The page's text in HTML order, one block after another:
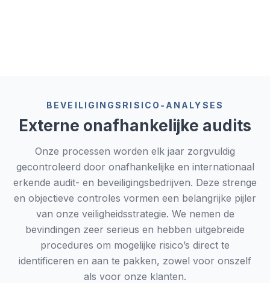
BEVEILIGINGSRISICO-ANALYSES
Externe onafhankelijke audits
Onze processen worden elk jaar zorgvuldig
gecontroleerd door onafhankelijke en internationaal
erkende audit- en beveiligingsbedrijven. Deze strenge
en objectieve controles vormen een belangrijke pijler
van onze veiligheidsstrategie. We nemen de
bevindingen zeer serieus en hebben uitgebreide
procedures om mogelijke risico’s direct te
identificeren en aan te pakken, zowel voor onszelf
als voor onze klanten.